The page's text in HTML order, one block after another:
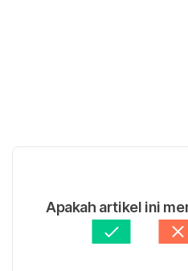
Apakah artikel ini